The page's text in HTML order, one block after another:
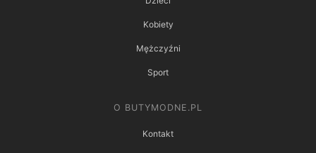
Kobiety
Mężczyźni
Sport
O BUTYMODNE.PL
Kontakt